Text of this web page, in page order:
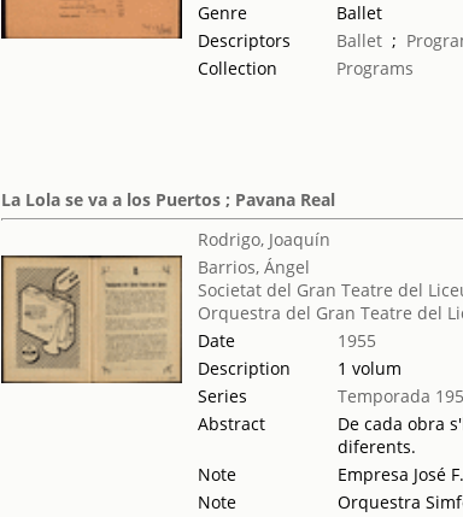
Genre
Ballet
Descriptors
Ballet ;
Collection
Programs
La Lola se va a los Puertos ; Pavana Real
Rodrigo, Joaquín
Barrios, Ángel
Societat del Gran Teatre del
Orquestra del Gran Teatre del
Date
1955
Description
1 volum
Series
Temporada
Abstract
De cada obra
diferents.
Note
Empresa José
Note
Orquestra